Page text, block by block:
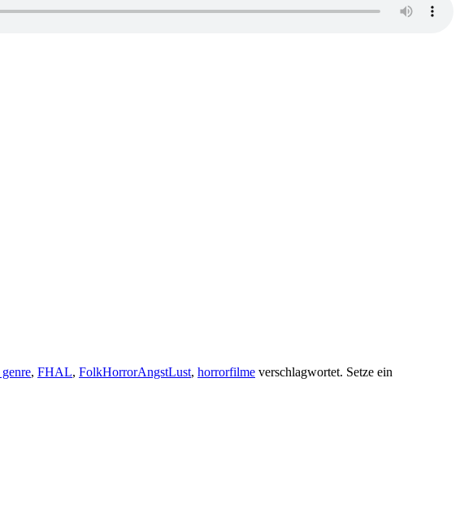
, FHAL, FolkHorrorAngstLust, horrorfilme verschlagwortet. Setze ein